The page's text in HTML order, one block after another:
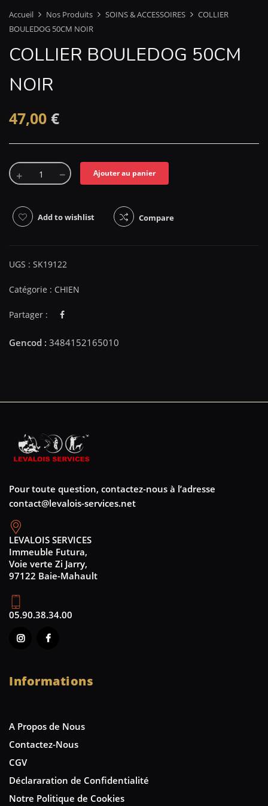
Accueil Nos Produits SOINS & ACCESSOIRES
COLLIER
BOULEDOG 50CM NOIR
COLLIER BOULEDOG 50CM
NOIR
47,00 €
Ajouter au panier
Add to wishlist Compare
UGS : SK19122
Catégorie : CHIEN
Partager :
Pour toute question, contactez-nous à l’adresse
contact@levalois-services.net
LEVALOIS SERVICES
Immeuble Futura,
Voie verte Zi Jarry,
97122 Baie-Mahault
05.90.38.34.00
Informations
A Propos de Nous
Contactez-Nous
CGV
Déclararation de Confidentialité
Notre Politique de Cookies